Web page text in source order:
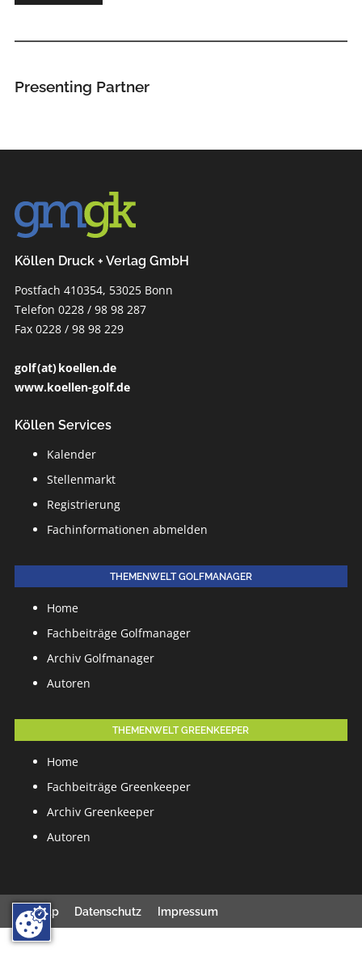
Presenting Partner
Köllen Druck + Verlag GmbH
Postfach 410354, 53025 Bonn
Telefon 0228 / 98 98 287
Fax 0228 / 98 98 229
golf (at) koellen.de
www.koellen-golf.de
Köllen Services
Kalender
Stellenmarkt
Registrierung
Fachinformationen abmelden
THEMENWELT GOLFMANAGER
Home
Fachbeiträge Golfmanager
Archiv Golfmanager
Autoren
THEMENWELT GREENKEEPER
Home
Fachbeiträge Greenkeeper
Archiv Greenkeeper
Autoren
Sitemap Datenschutz Impressum